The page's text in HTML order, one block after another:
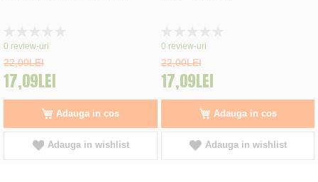
0%
0 review-uri
22,00LEI
17,09LEI
Adauga in cos
Adauga in wishlist
0%
0 review-uri
22,00LEI
17,09LEI
Adauga in cos
Adauga in wishlist